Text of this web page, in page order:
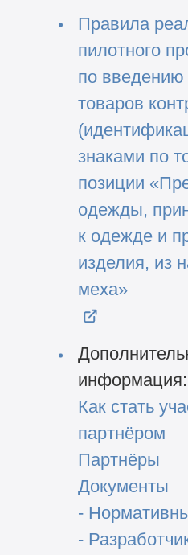
Правила
пилотного
по введению
товаров
знаками по
позиции
одежды,
к одежде и
изделия, из
меха»
информация:
Как стать
партнёром
Партнёры
Документы
-
-